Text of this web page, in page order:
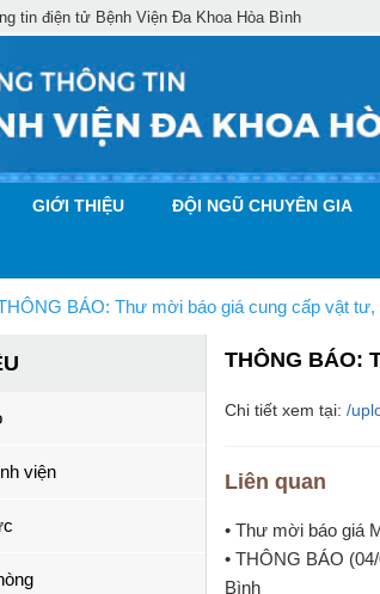
tin điện tử Bệnh Viện Đa Khoa Hòa Bình
GIỚI THIỆU ĐỘI NGŨ CHUYÊN GIA
BÁO: Thư mời báo giá cung cấp vật tư,
viện
THÔNG BÁO:
Chi tiết xem tại: /
Liên quan
• Thư mời báo giá
• THÔNG BÁO
Bình